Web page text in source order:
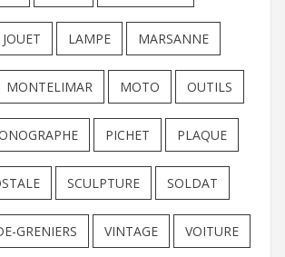
JOUET LAMPE MARSANNE
MONTELIMAR MOTO OUTILS
PICHET PLAQUE
SCULPTURE SOLDAT
GRENIERS VINTAGE VOITURE